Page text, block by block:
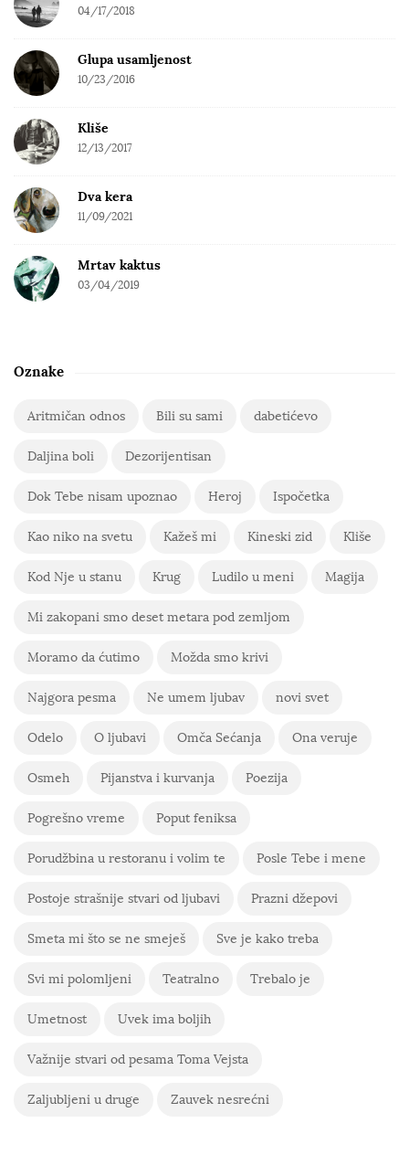
04/17/2018
Glupa usamljenost
10/23/2016
Kliše
12/13/2017
Dva kera
11/09/2021
Mrtav kaktus
03/04/2019
Oznake
Aritmičan odnos Bili su sami dabetićevo
Daljina boli Dezorijentisan
Dok Tebe nisam upoznao Heroj Ispočetka
Kao niko na svetu Kažeš mi Kineski zid Kliše
Kod Nje u stanu Krug Ludilo u meni Magija
Mi zakopani smo deset metara pod zemljom
Moramo da ćutimo Možda smo krivi
Najgora pesma Ne umem ljubav novi svet
Odelo O ljubavi Omča Sećanja Ona veruje
Osmeh Pijanstva i kurvanja Poezija
Pogrešno vreme Poput feniksa
Porudžbina u restoranu i volim te Posle Tebe i mene
Postoje strašnije stvari od ljubavi Prazni džepovi
Smeta mi što se ne smeješ Sve je kako treba
Svi mi polomljeni Teatralno Trebalo je
Umetnost Uvek ima boljih
Važnije stvari od pesama Toma Vejsta
Zaljubljeni u druge Zauvek nesrećni